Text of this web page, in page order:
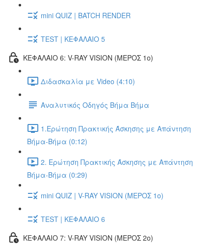
mini QUIZ | BATCH RENDER
TEST | ΚΕΦΑΛΑΙΟ 5
ΚΕΦΑΛΑΙΟ 6: V-RAY VISION (ΜΕΡΟΣ 1ο)
Διδασκαλία με Video (4:10)
Αναλυτικός Οδηγός Βήμα Βήμα
1.Ερώτηση Πρακτικής Άσκησης με Απάντηση
Βήμα-Βήμα (0:12)
2. Ερώτηση Πρακτικής Άσκησης με Απάντηση
Βήμα-Βήμα (0:29)
mini QUIZ | V-RAY VISION (ΜΕΡΟΣ 1ο)
TEST | ΚΕΦΑΛΑΙΟ 6
ΚΕΦΑΛΑΙΟ 7: V-RAY VISION (ΜΕΡΟΣ 2ο)